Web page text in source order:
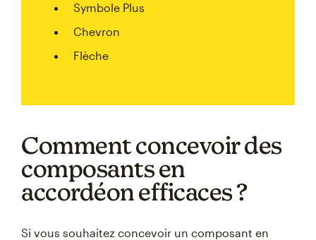
Symbole Plus
Chevron
Flèche
Comment concevoir des
composants en
accordéon efficaces ?
Si vous souhaitez concevoir un composant en